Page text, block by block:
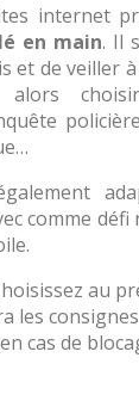
internet
en main. Il
et de veiller
comme défi
au
les
cas de